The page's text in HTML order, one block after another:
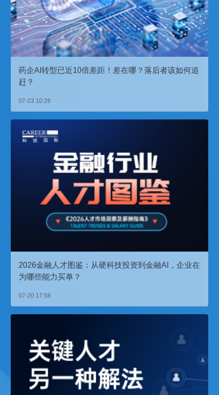
药企AI转型已近10倍差距！差在哪？落后者该如何追
赶？
07-23 10:26
2026金融人才图鉴：从硬科技投资到金融AI，企业在
为哪些能力买单？
07-20 17:58